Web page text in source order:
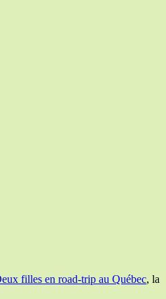
filles en road-trip au Québec, la